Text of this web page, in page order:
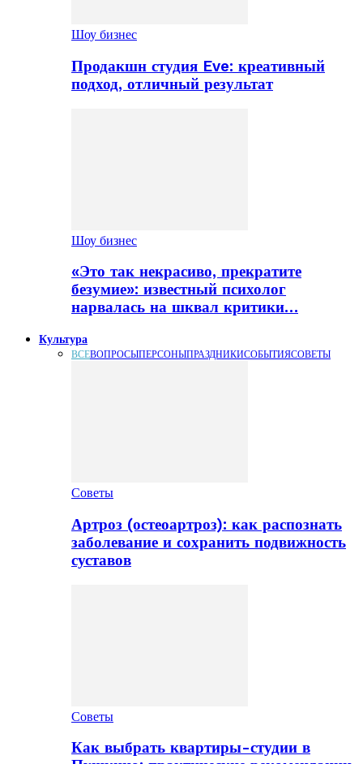
Шоу бизнес
Продакшн студия Eve: креативный
подход, отличный результат
Шоу бизнес
«Это так некрасиво, прекратите
безумие»: известный психолог
нарвалась на шквал критики…
Культура
ВСЕВОПРОСЫПЕРСОНЫПРАЗДНИКИСОБЫТИЯСОВЕТЫ
Советы
Артроз (остеоартроз): как распознать
заболевание и сохранить подвижность
суставов
Советы
Как выбрать квартиры-студии в